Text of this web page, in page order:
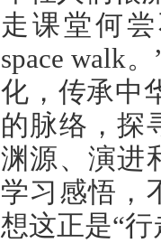
走课堂何尝
space walk
化，传承中
的脉络，探
渊源、演进
学习感悟，
想这正是“